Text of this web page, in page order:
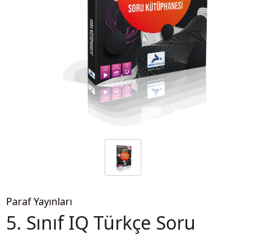
Paraf Yayınları
5. Sınıf IQ Türkçe Soru